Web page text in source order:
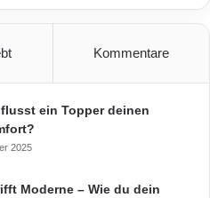
Funktionsräume
Naturstein
Kommentare
ein Topper deinen
2025
Moderne – Wie du dein